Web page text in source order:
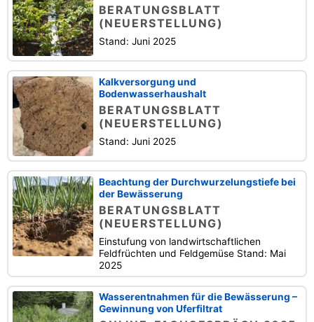
BERATUNGSBLATT
(NEUERSTELLUNG)
Stand: Juni 2025
Kalkversorgung und
Bodenwasserhaushalt
BERATUNGSBLATT
(NEUERSTELLUNG)
Stand: Juni 2025
Beachtung der Durchwurzelungstiefe bei
der Bewässerung
BERATUNGSBLATT
(NEUERSTELLUNG)
Einstufung von landwirtschaftlichen
Feldfrüchten und Feldgemüse Stand: Mai
2025
Wasserentnahmen für die Bewässerung –
Gewinnung von Uferfiltrat